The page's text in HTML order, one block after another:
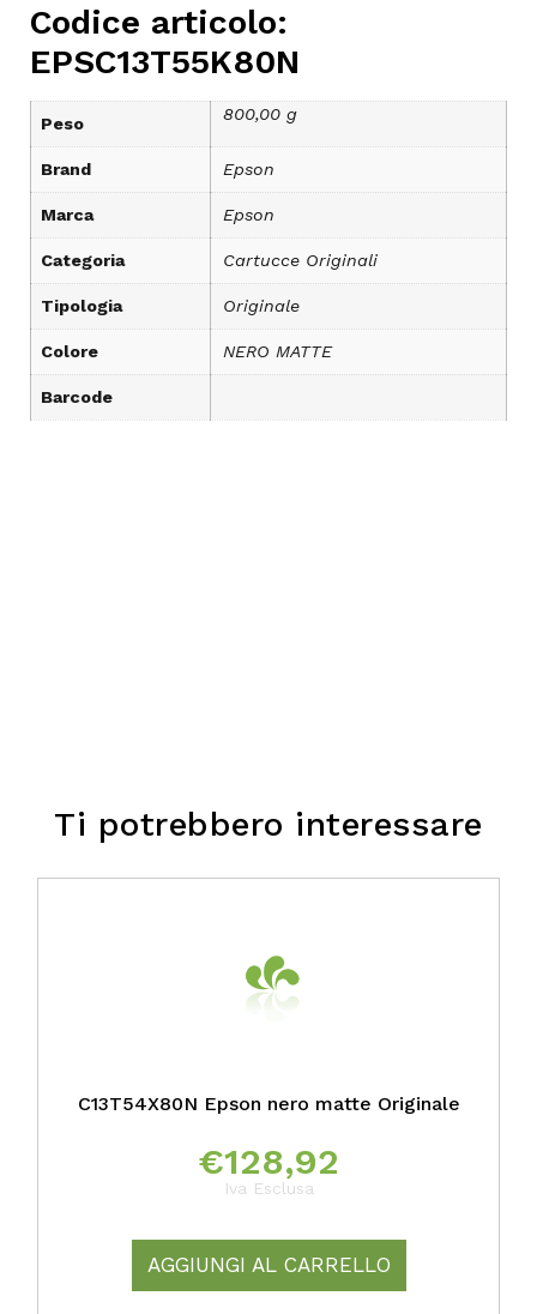
Codice articolo:
EPSC13T55K80N
Peso 800,00 g
Brand Epson
Marca Epson
Categoria Cartucce Originali
Tipologia Originale
Colore NERO MATTE
Barcode
Ti potrebbero interessare
C13T54X80N Epson nero matte Originale
€128,92
Iva Esclusa
AGGIUNGI AL CARRELLO